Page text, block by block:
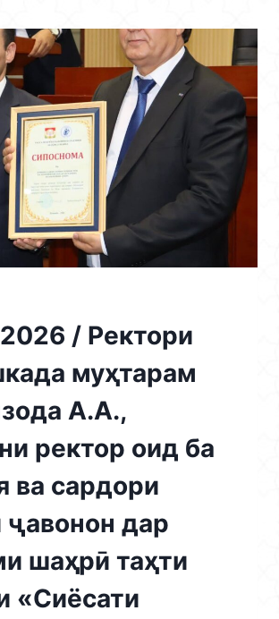
/ Ректори
муҳтарам
А.А.,
ректор оид ба
ва сардори
дар
шаҳрӣ таҳти
«Сиёсати